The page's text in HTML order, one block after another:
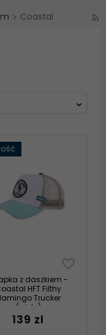
Coastal
z daszkiem -
HFT Filthy
Trucker
(wielo)
139 zl